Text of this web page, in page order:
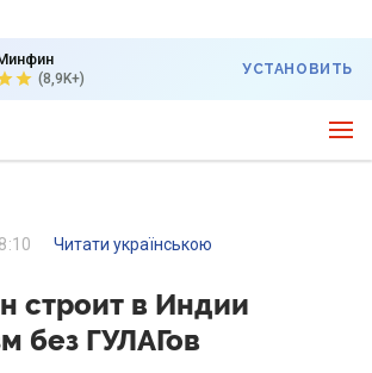
(8,9K+)
УСТАНОВИТЬ
Читати українською
строит в Индии
без ГУЛАГов